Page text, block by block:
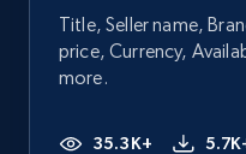
Title, Seller name,
price, Currency,
more.
35.3K+